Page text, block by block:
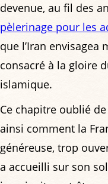
devenue, au fil des
pèlerinage pour les
que l’Iran envisagea
consacré à la gloire
islamique.
Ce chapitre oublié
ainsi comment la
généreuse, trop
a accueilli sur son